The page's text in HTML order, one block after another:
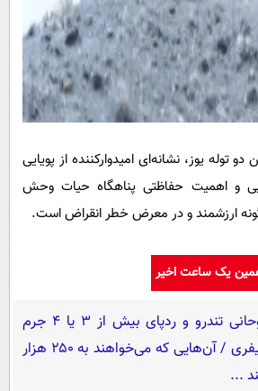
یوز، نشانه‌ای امیدوارکننده از پویایی
و اهمیت حفاظتی پناهگاه حیات وحش
ارزشمند و در معرض خطر انقراض است.
یک ساعت اخیر
گفته‌های یک روحانی تندرو و ردپای بیش از ۳ یا ۴ جرم
جدی امنیتی و کیفری / آن‌هایی که می‌خواهند به ۲۵۰ هزار
...